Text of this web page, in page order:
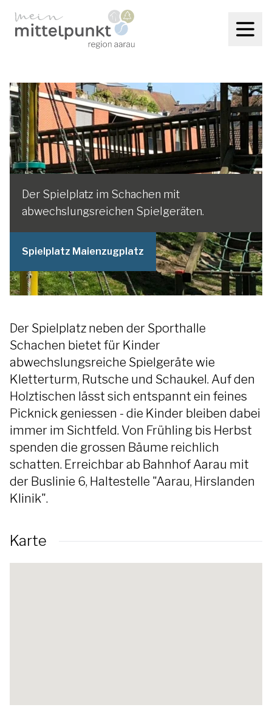
Der Spielplatz im Schachen mit
abwechslungsreichen Spielgeräten.
Spielplatz Maienzugplatz
Der Spielplatz neben der Sporthalle
Schachen bietet für Kinder
abwechslungsreiche Spielgeräte wie
Kletterturm, Rutsche und Schaukel. Auf den
Holztischen lässt sich entspannt ein feines
Picknick geniessen - die Kinder bleiben dabei
immer im Sichtfeld. Von Frühling bis Herbst
spenden die grossen Bäume reichlich
schatten. Erreichbar ab Bahnhof Aarau mit
der Buslinie 6, Haltestelle "Aarau, Hirslanden
Klinik".
Karte